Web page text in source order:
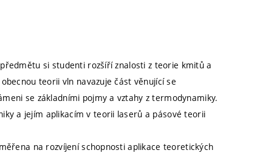
si studenti rozšíří znalosti z teorie kmitů a
teorii vln navazuje část věnující se
se základními pojmy a vztahy z termodynamiky.
a jejím aplikacím v teorii laserů a pásové teorii
na rozvíjení schopnosti aplikace teoretických